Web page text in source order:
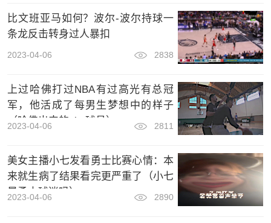
比文班亚马如何？波尔-波尔持球一
条龙反击转身过人暴扣
2023-04-06 2838
上过哈佛打过NBA有过高光有总冠
军，他活成了每男生梦想中的样子
（哈佛出来的nba球员）
2023-04-06 2811
美女主播小七发看勇士比赛心情：本
来就生病了结果看完更严重了（小七
是勇士球迷吗）
2023-04-06 2890